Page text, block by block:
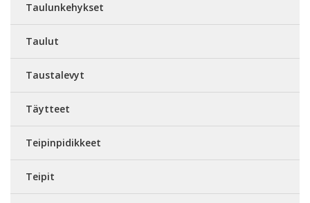
Taulunkehykset
Taulut
Taustalevyt
Täytteet
Teipinpidikkeet
Teipit